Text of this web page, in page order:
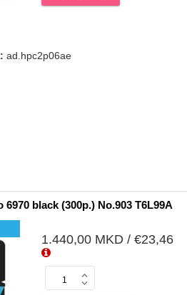
ad.hpc2p06ae
black (300p.) No.903 T6L99A
1.440,00 MKD / €23,46